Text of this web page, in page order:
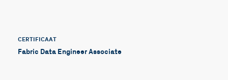
CERTIFICAAT
Fabric Data Engineer Associate